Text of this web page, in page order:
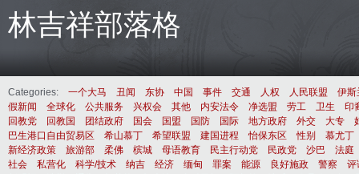
林吉祥部落格
Categories: 一个大马 丑闻 东协 中国 事件 交通 人权 人民联盟
伊斯
假新闻
全球化 公共服务 兴权会 其他 内安法令 净选盟 劳工 卫生
印
回教党
回教国 团结政府 国会 国盟 国防 国际 地方政府 外交 大专
巴生港口自由贸易区
希山慕丁 希望联盟 建国进程 怡保东区 性别
慕尤丁
新经济政策
旅游部 柔佛 槟城 母语教育 民主行动党 民政党 沙巴
法庭
社会
私营化 科学/技术 纳吉 经济 缅甸 罪案 能源 良好施政 警察
评